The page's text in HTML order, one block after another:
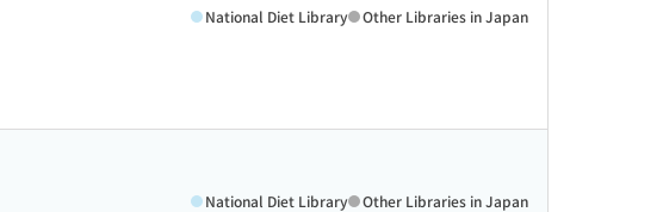
National Diet Library Other Libraries in Japan
National Diet Library Other Libraries in Japan